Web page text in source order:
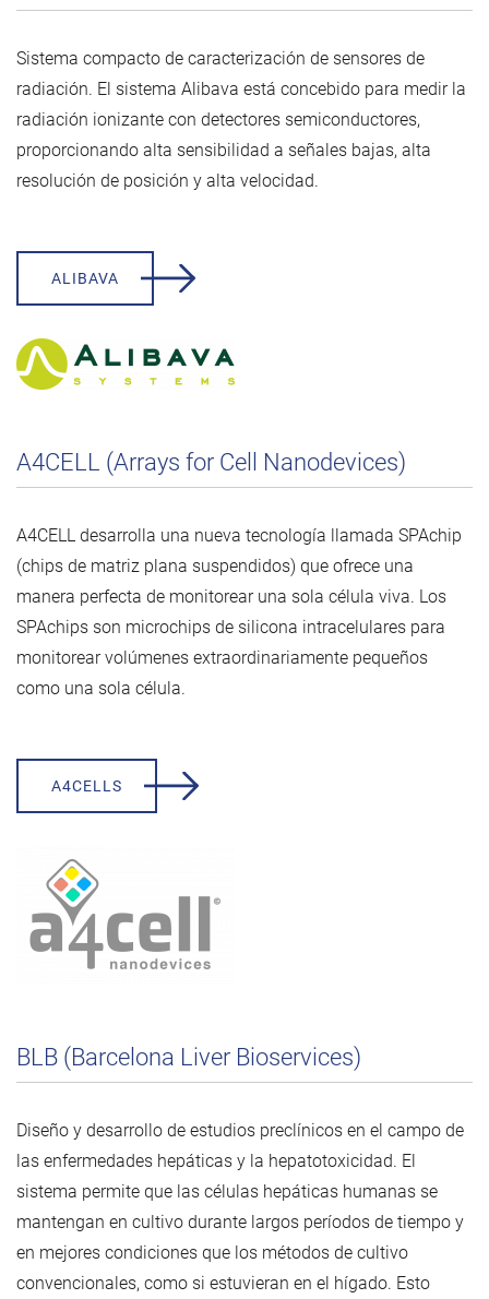
Sistema compacto de caracterización de sensores de
radiación. El sistema Alibava está concebido para medir la
radiación ionizante con detectores semiconductores,
proporcionando alta sensibilidad a señales bajas, alta
resolución de posición y alta velocidad.
ALIBAVA
A4CELL (Arrays for Cell Nanodevices)
A4CELL desarrolla una nueva tecnología llamada SPAchip
(chips de matriz plana suspendidos) que ofrece una
manera perfecta de monitorear una sola célula viva. Los
SPAchips son microchips de silicona intracelulares para
monitorear volúmenes extraordinariamente pequeños
como una sola célula.
A4CELLS
BLB (Barcelona Liver Bioservices)
Diseño y desarrollo de estudios preclínicos en el campo de
las enfermedades hepáticas y la hepatotoxicidad. El
sistema permite que las células hepáticas humanas se
mantengan en cultivo durante largos períodos de tiempo y
en mejores condiciones que los métodos de cultivo
convencionales, como si estuvieran en el hígado. Esto